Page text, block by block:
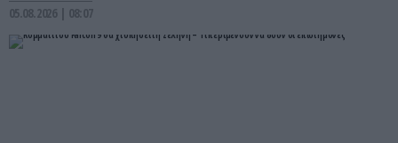
05.08.2026 | 08:07